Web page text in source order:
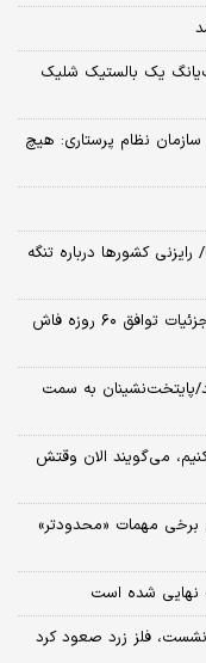
یک بالستیک شلیک
نظام پرستاری: هیچ
کشورها درباره تنگه
العربیه: توافق بازگشایی تنگه هرمز در راه است/جزئیات توافق ۶۰ روزه فاش
پایتخت‌نشینان به سمت
کنیم، می‌گویند الان وقتش
برخی مهمات «محدودتر»
نهایی شده است